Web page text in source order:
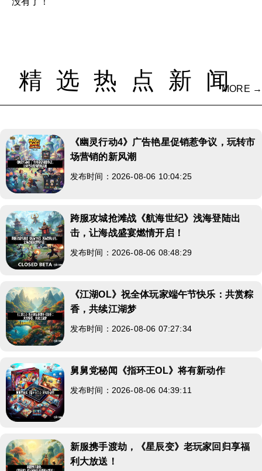
精选热点新闻
MORE →
《幽灵行动4》广告艳星促销惹争议，玩转市
场营销的新风潮
发布时间：2026-08-06 10:04:25
跨服攻城抢滩战《航海世纪》浅海登陆出
击，让海战盛宴燃情开启！
发布时间：2026-08-06 08:48:29
《江湖OL》祝全体玩家端午节快乐：共赏粽
香，共续江湖梦
发布时间：2026-08-06 07:27:34
舅舅党秘闻《指环王OL》将有新动作
发布时间：2026-08-06 04:39:11
新服携手渡劫，《星辰变》老玩家回归享福
利大放送！